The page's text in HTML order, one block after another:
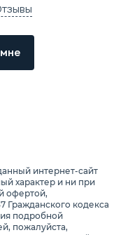
интернет-сайт
характер и ни при
офертой,
Гражданского кодекса
подробной
пожалуйста,